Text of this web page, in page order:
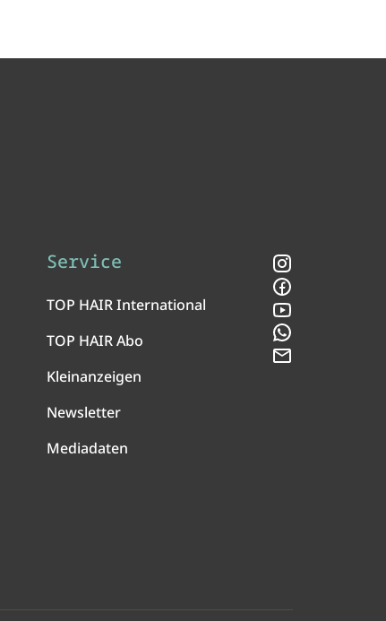
Service
TOP HAIR International
TOP HAIR Abo
Kleinanzeigen
Newsletter
Mediadaten